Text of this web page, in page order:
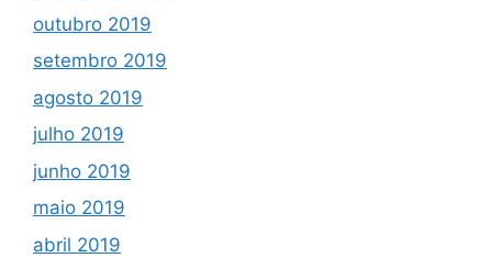
outubro 2019
setembro 2019
agosto 2019
julho 2019
junho 2019
maio 2019
abril 2019